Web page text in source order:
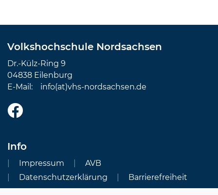
Volkshochschule Nordsachsen
Dr.-Külz-Ring 9
04838 Eilenburg
E-Mail: info(at)vhs-nordsachsen.de
Info
Impressum
AVB
Datenschutzerklärung
Barrierefreiheit